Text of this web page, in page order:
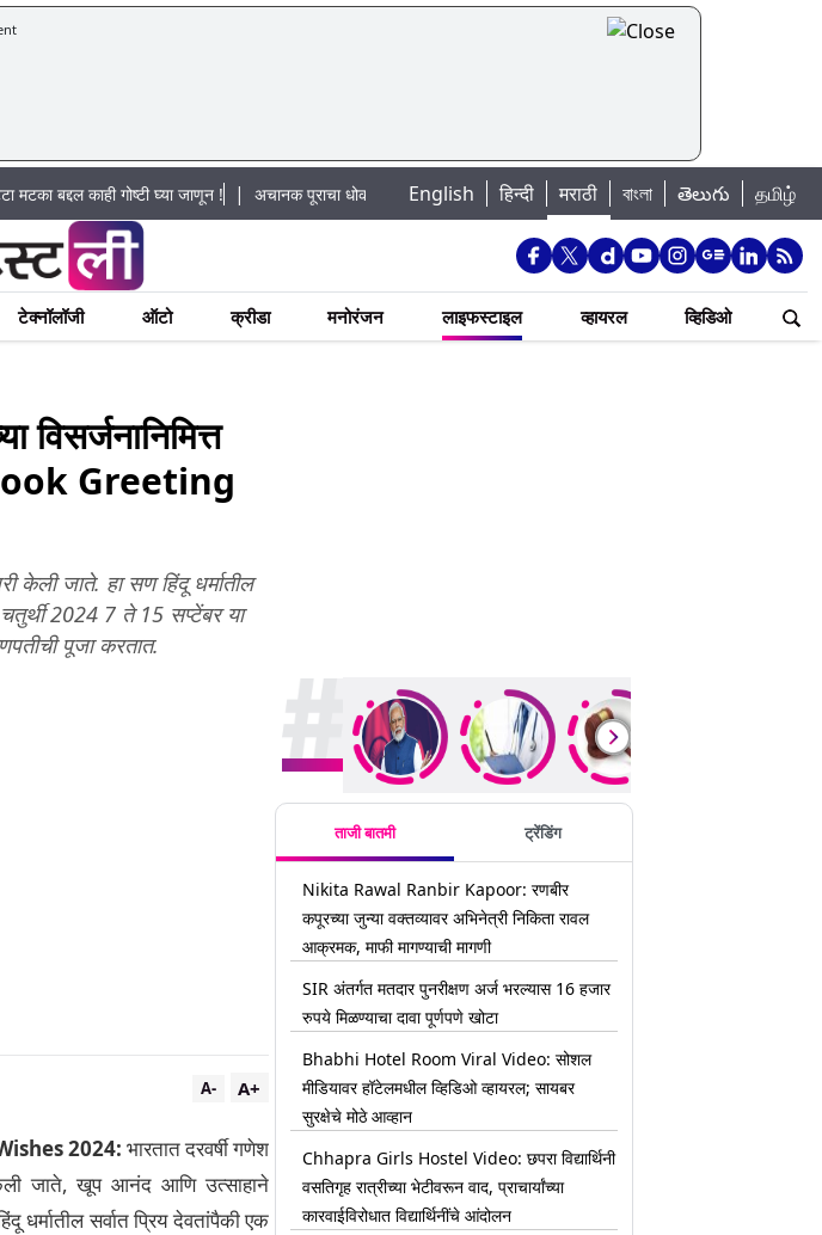
घ्या जाणून !|अचानक पूराचा धोका: खडकवासला धरणातून मुठानदी पात्रात विसर्ग सुरु; नागरिकांना नदीपात्रात न उतरण्याचे
English हिन्दी मराठी বাংলা తెలుగు தமிழ்
टेक्नॉलॉजी ऑटो क्रीडा मनोरंजन लाइफस्टाइल व्हायरल व्हिडिओ
Greeting
केली जाते. हा सण हिंदू धर्मातील
2024 7 ते 15 सप्टेंबर या
पूजा करतात.
A+
A-
2024: भारतात दरवर्षी गणेश
जाते, खूप आनंद आणि उत्साहाने
धर्मातील सर्वात प्रिय देवतांपैकी एक
ताजी बातमी ट्रेंडिंग
Nikita Rawal Ranbir Kapoor: रणबीर
कपूरच्या जुन्या वक्तव्यावर अभिनेत्री निकिता रावल
आक्रमक, माफी मागण्याची मागणी
SIR अंतर्गत मतदार पुनरीक्षण अर्ज भरल्यास 16 हजार
रुपये मिळण्याचा दावा पूर्णपणे खोटा
Bhabhi Hotel Room Viral Video: सोशल
मीडियावर हॉटेलमधील व्हिडिओ व्हायरल; सायबर
सुरक्षेचे मोठे आव्हान
Chhapra Girls Hostel Video: छपरा विद्यार्थिनी
वसतिगृह रात्रीच्या भेटीवरून वाद, प्राचार्यांच्या
कारवाईविरोधात विद्यार्थिनींचे आंदोलन